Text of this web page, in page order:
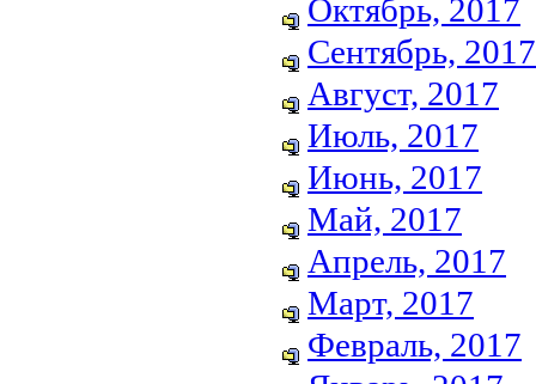
Октябрь, 2017
Сентябрь, 2017
Август, 2017
Июль, 2017
Июнь, 2017
Май, 2017
Апрель, 2017
Март, 2017
Февраль, 2017